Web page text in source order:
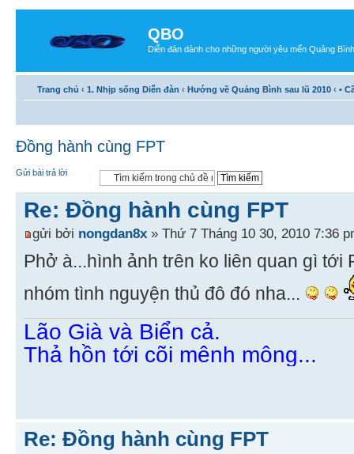
QBO
Diễn đàn dành cho những người yêu mến Quảng Bình
Trang chủ ‹ 1. Nhịp sống Diễn đàn ‹ Hướng về Quảng Bình sau lũ 2010 ‹ •
Đồng hành cùng FPT
Gửi bài trả lời
Re: Đồng hành cùng FPT
gửi bởi nongdan8x » Thứ 7 Tháng 10 30, 2010 7:36
Phở à...hình ảnh trên ko liên quan gì tới
nhóm tình nguyện thủ đô đó nha...
Lão Già và Biển cả.
Thả hồn tới cõi mênh mông...
Re: Đồng hành cùng FPT